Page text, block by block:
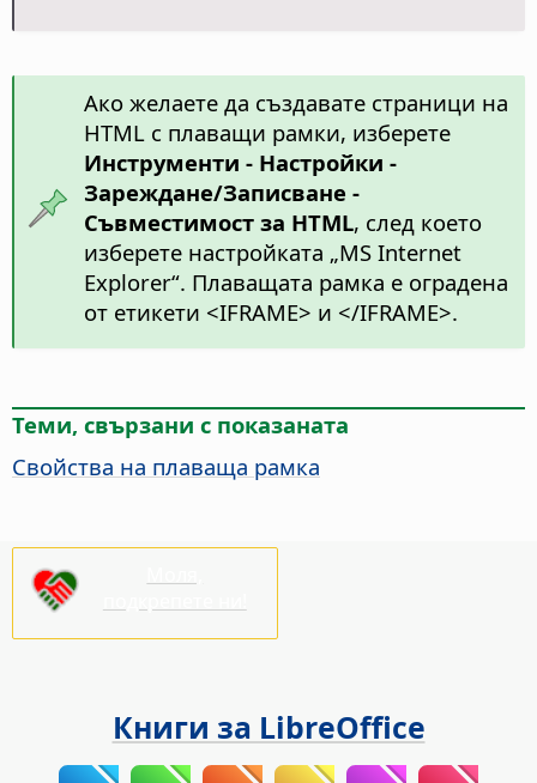
Ако желаете да създавате страници на
HTML с плаващи рамки, изберете
Инструменти - Настройки -
Зареждане/Записване -
Съвместимост за HTML, след което
изберете настройката „MS Internet
Explorer“. Плаващата рамка е оградена
от етикети <IFRAME> и </IFRAME>.
Теми, свързани с показаната
Свойства на плаваща рамка
Книги за LibreOffice